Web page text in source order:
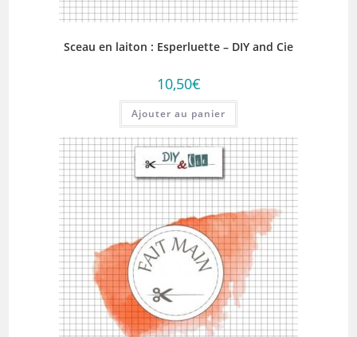
Sceau en laiton : Esperluette – DIY and Cie
10,50€
Ajouter au panier